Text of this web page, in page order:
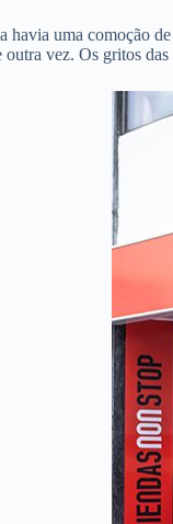
havia uma comoção
vez. Os gritos